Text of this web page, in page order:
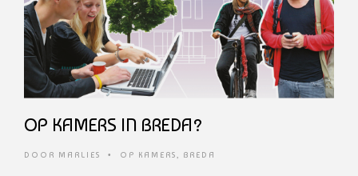
OP KAMERS IN BREDA?
DOOR MARLIES • OP KAMERS, BREDA